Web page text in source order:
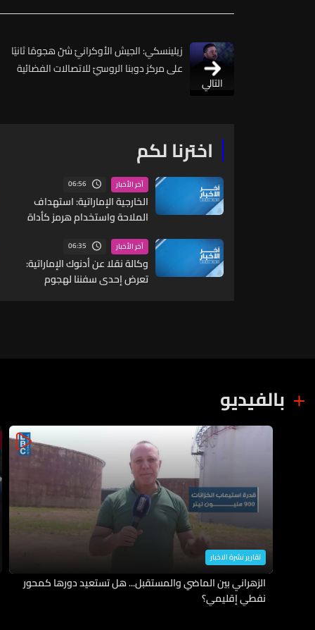
التالي
زيلينسكي: الجيش الأوكرانيّ شنّ هجومًا ثانيًا
على مركز دوبنا الروسيّ للاتصالات الفضائية
اخترنا لكم
آخر الأخبار 06:56
الخارجية الإماراتية: استهداف
الملاحة واستخدام هرمز كأداة
من قبل الحرس الثوري
آخر الأخبار 06:35
وكالة نقلا عن أدنوك الإماراتية:
تعرض إحدى سفننا لهجوم
بالفيديو
تقارير نشرة الاخبار
الزهراني بين الماضي والمستقبل... هل تستعيد دورها كمحور
نفطي إقليمي؟